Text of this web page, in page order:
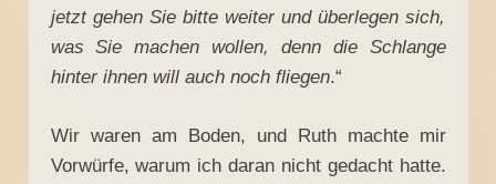
jetzt gehen Sie bitte weiter und überlegen sich,
was Sie machen wollen, denn die Schlange
hinter ihnen will auch noch fliegen.“
Wir waren am Boden, und Ruth machte mir
Vorwürfe, warum ich daran nicht gedacht hatte.